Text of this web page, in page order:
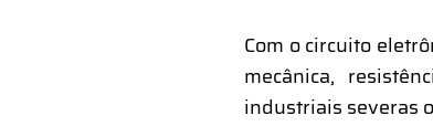
Com o circuito
mecânica,
industriais severas